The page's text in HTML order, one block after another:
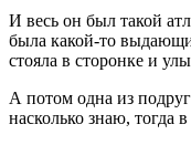
И весь он был такой
была какой-то
стояла в сторонке и
А потом одна из
насколько знаю, тогда